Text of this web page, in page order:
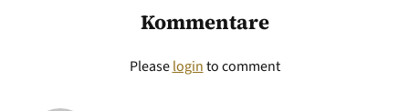
Kommentare
Pleaseloginto comment